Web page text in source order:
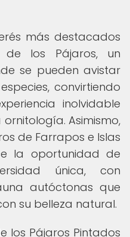
más destacados
los Pájaros, un
se pueden avistar
convirtiendo
inolvidable
Asimismo,
de Farrapos e Islas
la oportunidad de
única, con
autóctonas que
su belleza natural.
los Pájaros Pintados